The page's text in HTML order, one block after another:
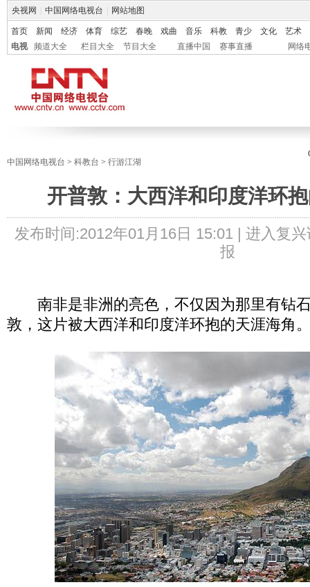
央视网 中国网络电视台 网站地图
首页 新闻 经济 体育 综艺 春晚 戏曲 音乐 科教 青少 文化
艺术
电视
频道大全 栏目大全 节目大全 直播中国 赛事直播 网络
中国网络电视台 > 科教台 > 行游江湖
开普敦：大西洋和印度洋环
发布时间:2012年01月16日 15:01 | 进入复兴
报
南非是非洲的亮色，不仅因为那里有钻
敦，这片被大西洋和印度洋环抱的天涯海角